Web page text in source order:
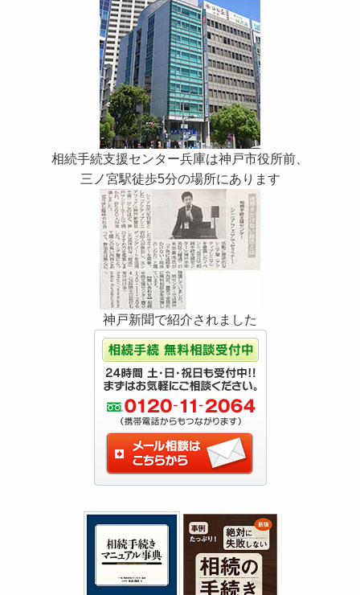
相続手続支援センター兵庫は神戸市役所前、
三ノ宮駅徒歩5分の場所にあります
神戸新聞で紹介されました